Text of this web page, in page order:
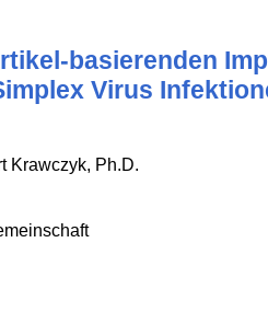
basierenden
Virus
Krawczyk, Ph.D.